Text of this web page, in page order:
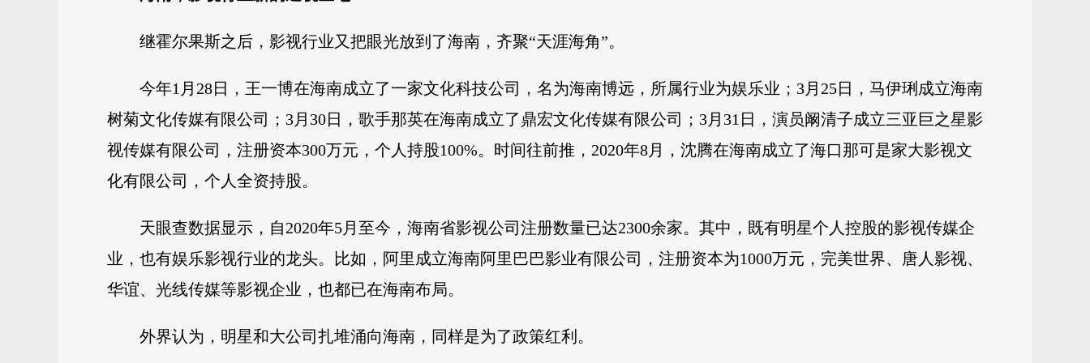
继霍尔果斯之后，影视行业又把眼光放到了海南，齐聚“天涯海角”。
今年1月28日，王一博在海南成立了一家文化科技公司，名为海南博远，所属行业为娱乐业；3月25日，马伊琍成立海南
树菊文化传媒有限公司；3月30日，歌手那英在海南成立了鼎宏文化传媒有限公司；3月31日，演员阚清子成立三亚巨之星影
视传媒有限公司，注册资本300万元，个人持股100%。时间往前推，2020年8月，沈腾在海南成立了海口那可是家大影视文
化有限公司，个人全资持股。
天眼查数据显示，自2020年5月至今，海南省影视公司注册数量已达2300余家。其中，既有明星个人控股的影视传媒企
业，也有娱乐影视行业的龙头。比如，阿里成立海南阿里巴巴影业有限公司，注册资本为1000万元，完美世界、唐人影视、
华谊、光线传媒等影视企业，也都已在海南布局。
外界认为，明星和大公司扎堆涌向海南，同样是为了政策红利。